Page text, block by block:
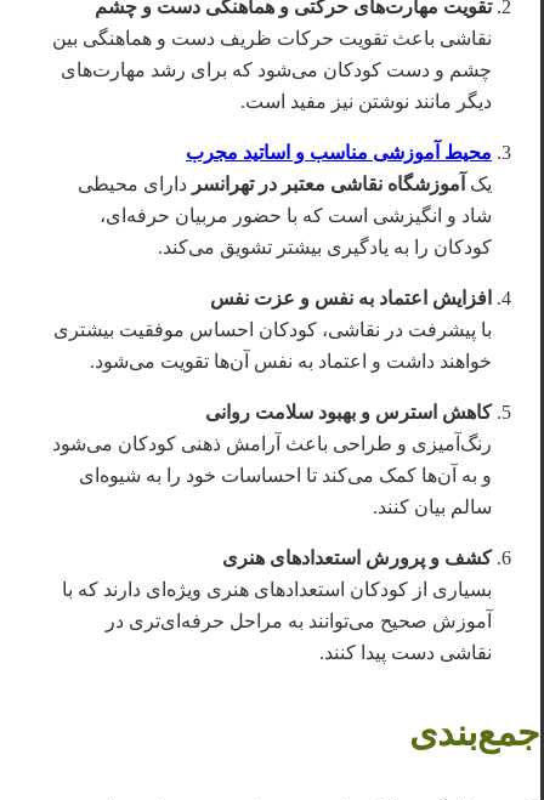
تقویت مهارت‌های حرکتی و هماهنگی دست و چشم
نقاشی باعث تقویت حرکات ظریف دست و هماهنگی بین
چشم و دست کودکان می‌شود که برای رشد مهارت‌های
دیگر مانند نوشتن نیز مفید است.
محیط آموزشی مناسب و اساتید مجرب
یک آموزشگاه نقاشی معتبر در تهرانسر دارای محیطی
شاد و انگیزشی است که با حضور مربیان حرفه‌ای،
کودکان را به یادگیری بیشتر تشویق می‌کند.
افزایش اعتماد به نفس و عزت نفس
با پیشرفت در نقاشی، کودکان احساس موفقیت بیشتری
خواهند داشت و اعتماد به نفس آن‌ها تقویت می‌شود.
کاهش استرس و بهبود سلامت روانی
رنگ‌آمیزی و طراحی باعث آرامش ذهنی کودکان می‌شود
و به آن‌ها کمک می‌کند تا احساسات خود را به شیوه‌ای
سالم بیان کنند.
کشف و پرورش استعدادهای هنری
بسیاری از کودکان استعدادهای هنری ویژه‌ای دارند که با
آموزش صحیح می‌توانند به مراحل حرفه‌ای‌تری در
نقاشی دست پیدا کنند.
جمع‌بندی